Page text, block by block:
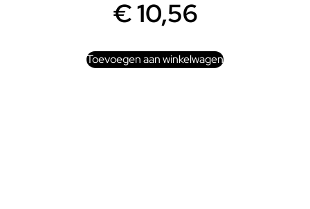
€10,56
Toevoegen aan winkelwagen